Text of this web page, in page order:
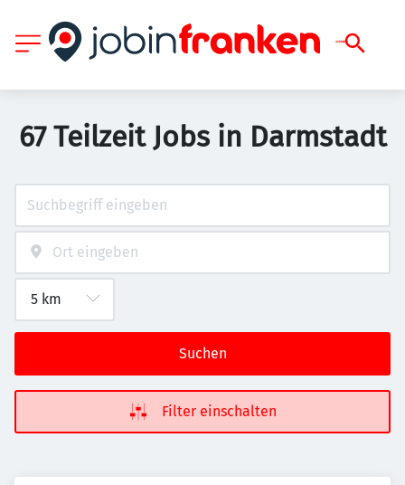
67 Teilzeit Jobs in Darmstadt
Suchen
Filter einschalten